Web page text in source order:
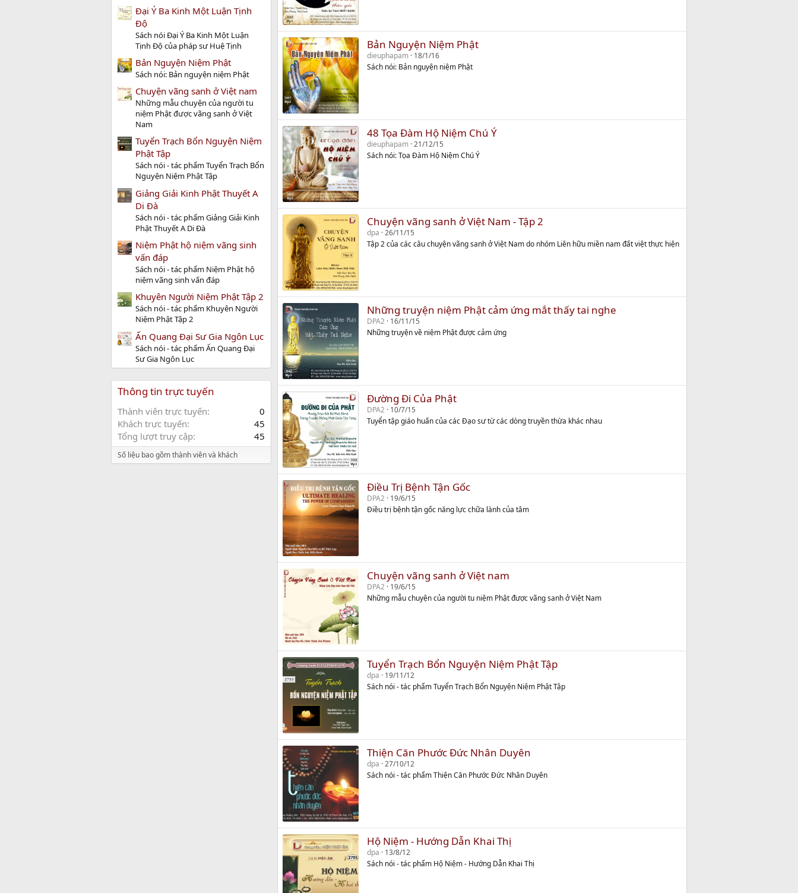
Đại Ý Ba Kinh Một Luận Tịnh
Độ
Sách nói Đại Ý Ba Kinh Một Luận
Tịnh Độ của pháp sư Huệ Tịnh
Bản Nguyện Niệm Phật
Sách nói: Bản nguyện niệm Phật
Chuyện vãng sanh ở Việt nam
Những mẫu chuyện của người tu
niệm Phật được vãng sanh ở Việt
Nam
Tuyển Trạch Bổn Nguyện Niệm
Phật Tập
Sách nói - tác phẩm Tuyển Trạch Bổn
Nguyện Niệm Phật Tập
Giảng Giải Kinh Phật Thuyết A
Di Đà
Sách nói - tác phẩm Giảng Giải Kinh
Phật Thuyết A Di Đà
Niệm Phật hộ niệm vãng sinh
vấn đáp
Sách nói - tác phẩm Niệm Phật hộ
niệm vãng sinh vấn đáp
Khuyên Người Niệm Phật Tập 2
Sách nói - tác phẩm Khuyên Người
Niệm Phật Tập 2
Ấn Quang Đại Sư Gia Ngôn Lục
Sách nói - tác phẩm Ấn Quang Đại
Sư Gia Ngôn Lục
Thông tin trực tuyến
Thành viên trực tuyến
0
Khách trực tuyến
45
Tổng lượt truy cập
45
Số liệu bao gồm thành viên và khách
Bản Nguyện Niệm Phật
dieuphapam 18/1/16
Sách nói: Bản nguyện niệm Phật
48 Tọa Đàm Hộ Niệm Chú Ý
dieuphapam 21/12/15
Sách nói: Tọa Đàm Hộ Niệm Chú Ý
Chuyện vãng sanh ở Việt Nam - Tập 2
dpa 26/11/15
Tập 2 của các câu chuyện vãng sanh ở Việt Nam do nhóm Liên hữu miền nam đất việt thực hiện
Những truyện niệm Phật cảm ứng mắt thấy tai nghe
DPA2 16/11/15
Những truyện về niệm Phật được cảm ứng
Đường Đi Của Phật
DPA2 10/7/15
Tuyển tập giáo huấn của các Đạo sư từ các dòng truyền thừa khác nhau
Điều Trị Bệnh Tận Gốc
DPA2 19/6/15
Điều trị bệnh tận gốc năng lực chữa lành của tâm
Chuyện vãng sanh ở Việt nam
DPA2 19/6/15
Những mẫu chuyện của người tu niệm Phật được vãng sanh ở Việt Nam
Tuyển Trạch Bổn Nguyện Niệm Phật Tập
dpa
19/11/12
Sách nói - tác phẩm Tuyển Trạch Bổn Nguyện Niệm Phật Tập
Thiện Căn Phước Đức Nhân Duyên
dpa 27/10/12
Sách nói - tác phẩm Thiện Căn Phước Đức Nhân Duyên
Hộ Niệm - Hướng Dẫn Khai Thị
dpa
13/8/12
Sách nói - tác phẩm Hộ Niệm - Hướng Dẫn Khai Thị